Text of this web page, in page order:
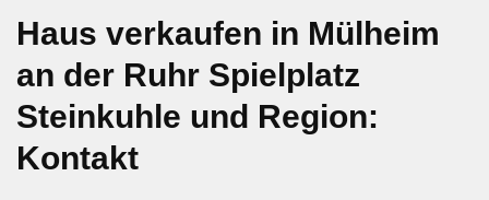
Haus verkaufen in Mülheim
an der Ruhr Spielplatz
Steinkuhle und Region:
Kontakt